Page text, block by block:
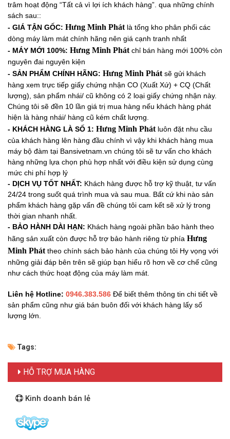
trâm hoạt động “Tất cả vì lợi ích khách hàng”. qua những chính
sách sau::
- GIÁ TẬN GỐC: Hưng Minh Phát là tổng kho phân phối các
dòng máy làm mát chính hãng nên giá cạnh tranh nhất
- MÁY MỚI 100%: Hưng Minh Phát chỉ bán hàng mới 100% còn
nguyên đai nguyên kiện
- SẢN PHẨM CHÍNH HÃNG: Hưng Minh Phát sẽ gửi khách
hàng xem trực tiếp giấy chứng nhận CO (Xuất Xứ) + CQ (Chất
lượng), sản phẩm nhái/ cũ không có 2 loại giấy chứng nhận này.
Chúng tôi sẽ đền 10 lần giá trị mua hàng nếu khách hàng phát
hiện là hàng nhái/ hàng cũ kém chất lượng.
- KHÁCH HÀNG LÀ SỐ 1: Hưng Minh Phát luôn đặt nhu cầu
của khách hàng lên hàng đầu chính vì vậy khi khách hàng mua
máy bộ đàm tại Bansivetnam.vn chúng tôi sẽ tư vấn cho khách
hàng những lựa chọn phù hợp nhất với điều kiện sử dụng cùng
mức chi phí hợp lý
- DỊCH VỤ TỐT NHẤT: Khách hàng được hỗ trợ kỹ thuật, tư vấn
24/24 trong suốt quá trình mua và sau mua. Bất cứ khi nào sản
phẩm khách hàng gặp vấn đề chúng tôi cam kết sẽ xử lý trong
thời gian nhanh nhất.
- BẢO HÀNH DÀI HẠN: Khách hàng ngoài phần bảo hành theo
hãng sản xuất còn được hỗ trợ bảo hành riêng từ phía Hưng
Minh Phát theo chính sách bảo hành của chúng tôi Hy vọng với
những giải đáp bên trên sẽ giúp bạn hiểu rõ hơn về cơ chế cũng
như cách thức hoạt động của máy làm mát.
Liên hệ Hotline: 0946.383.586 Để biết thêm thông tin chi tiết về
sản phẩm cũng như giá bán buôn đối với khách hàng lấy số
lượng lớn.
Tags:
HỖ TRỢ MUA HÀNG
Kinh doanh bán lẻ